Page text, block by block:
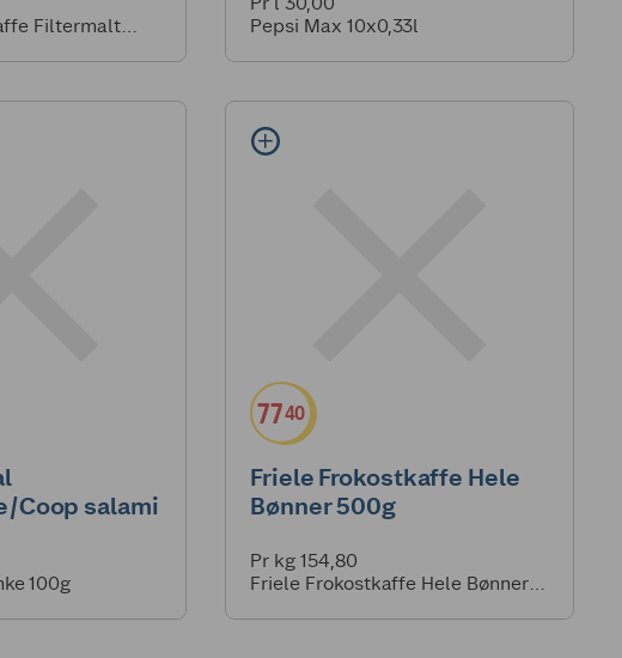
Filtermalt
Pepsi Max 10x0,33l
Coop salami
100g
7740
Friele Frokostkaffe Hele
Bønner 500g
Pr kg 154,80
Friele Frokostkaffe Hele Bønner